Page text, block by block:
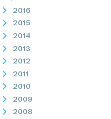
2016
2015
2014
2013
2012
2011
2010
2009
2008